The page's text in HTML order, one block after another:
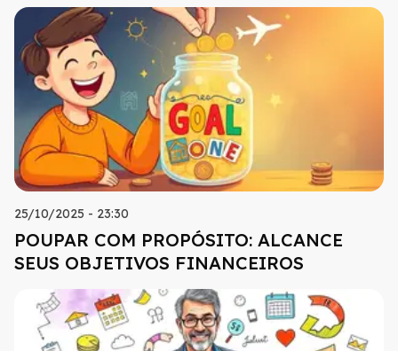
25/10/2025 - 23:30
POUPAR COM PROPÓSITO: ALCANCE
SEUS OBJETIVOS FINANCEIROS